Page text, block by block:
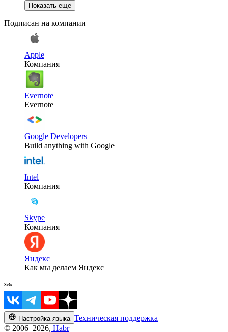
Показать еще
Подписан на компании
Apple
Компания
Evernote
Evernote
Google Developers
Build anything with Google
Intel
Компания
Skype
Компания
Яндекс
Как мы делаем Яндекс
Настройка языка Техническая поддержка
© 2006–2026, Habr